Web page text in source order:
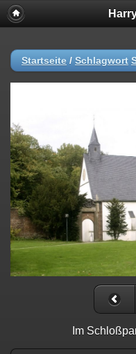
Startseite / Schlagwort
Im